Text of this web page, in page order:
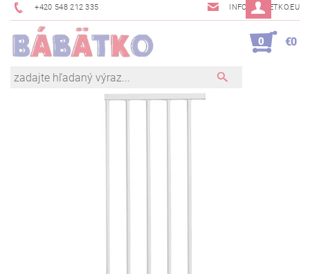
+420 548 212 335 INFO@BABETKO.EU
0 €0